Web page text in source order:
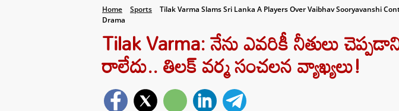
Home Sports
Tilak Varma Slams Sri Lanka A Players Over Vaibhav Sooryavanshi
Drama
Tilak Varma: నేను ఎవరికీ నీతులు
రాలేదు.. తిలక్ వర్మ సంచలన వ్యాఖ్యలు!